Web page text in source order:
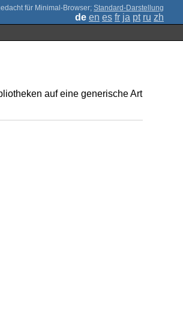
; Standard-Darstellung
de en es fr ja pt ru zh
auf eine generische Art